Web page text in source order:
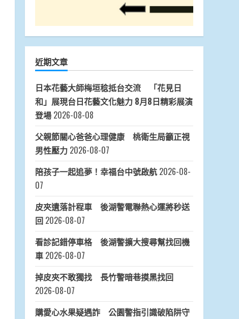
近期文章
日本花藝大師梅垣稔抵台交流 「花見日
和」展現台日花藝文化魅力 8月8日精彩展演
登場 2026-08-08
父親節關心爸爸心理健康 桃衛生局籲正視
男性壓力 2026-08-07
陪孩子一起追夢！幸福台中號啟航 2026-08-
07
皮夾遺落計程車 後湖警電聯熱心運將秒送
回 2026-08-07
看診記錯停車格 後湖警擴大搜尋幫找回機
車 2026-08-07
掉皮夾不敢獨找 長竹警暗巷摸黑找回
2026-08-07
購愛心水果疑遇詐 公園警指引識破陷阱守